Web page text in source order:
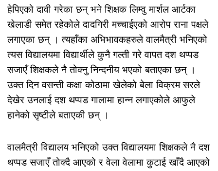
हेपिएको दावी गरेका छन् भने शिक्षक लिम्वु मार्शल आर्टका
खेलाडी समेत रहेकोले दादगिरी मच्चाईएको आरोप राना पक्षले
लगाएका छन् । त्यहाँका अभिभावकहरुले वालमैत्री भनिएको
त्यस विद्यालयमा विद्यार्थीले कुनै गल्ती गरे वापत दश थप्पड
सजाएँ शिक्षकले नै तोक्नु निन्दनीय भएको बताएका छन् ।
उक्त दिन वसन्ती कक्षा कोठामा खेलेको बेला विक्रम सरले
देखेर उनलाई दश थप्पड गालामा हान्न लगाएकोले आफुले
हानेको सृष्टीले बताएकी छन् ।
वालमैत्री विद्यालय भनिएको उक्त विद्यालयमा शिक्षकले नै दश
थप्पड सजाएँ तोक्दै आएको र वेला वेलामा कुटाई खाँदै आएको